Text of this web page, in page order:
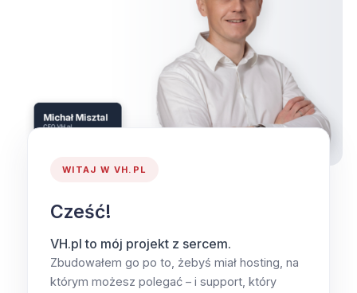
WITAJ W VH.PL
Cześć!
VH.pl to mój projekt z sercem.
Zbudowałem go po to, żebyś miał hosting, na
którym możesz polegać – i support, który